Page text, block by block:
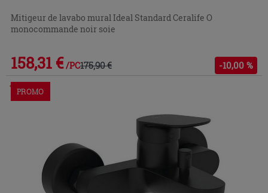
Mitigeur de lavabo mural Ideal Standard Ceralife O
monocommande noir soie
158,31 € /PC175,90 € -10,00 %
Commandable en magasin ou via le service client
PROMO